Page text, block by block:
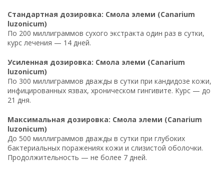
Стандартная дозировка: Смола элеми (Canarium
luzonicum)
По 200 миллиграммов сухого экстракта один раз в сутки,
курс лечения — 14 дней.
Усиленная дозировка: Смола элеми (Canarium
luzonicum)
По 300 миллиграммов дважды в сутки при кандидозе кожи,
инфицированных язвах, хроническом гингивите. Курс — до
21 дня.
Максимальная дозировка: Смола элеми (Canarium
luzonicum)
До 500 миллиграммов дважды в сутки при глубоких
бактериальных поражениях кожи и слизистой оболочки.
Продолжительность — не более 7 дней.